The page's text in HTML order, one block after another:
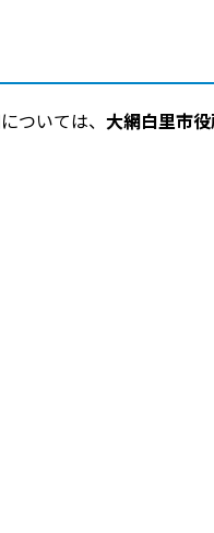
ついては、 大網白里市